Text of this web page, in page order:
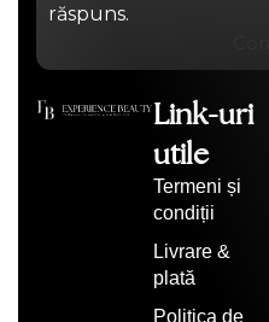
răspuns.
Link-uri
utile
Termeni și
condiții
Livrare &
plată
Politica de